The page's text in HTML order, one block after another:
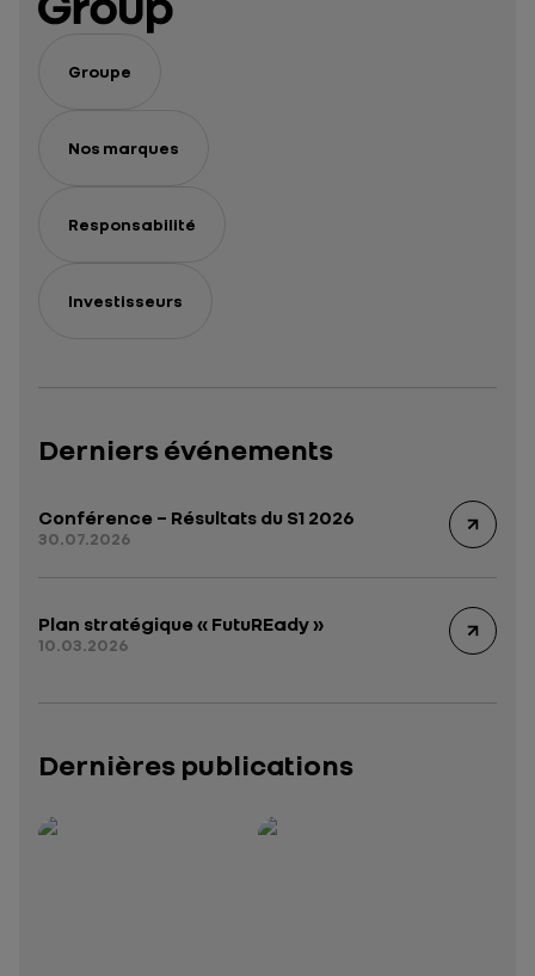
Groupe
Nos marques
Responsabilité
Investisseurs
Derniers événements
Conférence – Résultats du S1 2026
30.07.2026
Plan stratégique « FutuREady »
10.03.2026
Dernières publications
Rapport intégré 2025 – 2026— données structurées (JSON)
Présentation institutionnelle 2026